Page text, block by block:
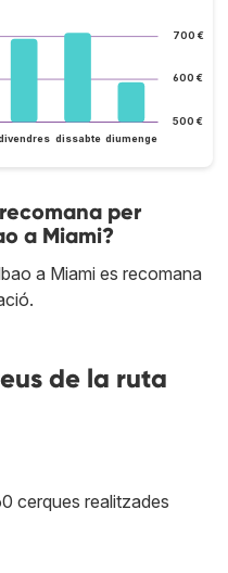
500 €
600 €
700 €
dissabte diumenge
per
a Miami?
a Miami es recomana
de la ruta
cerques realitzades